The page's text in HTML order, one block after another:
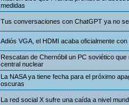
medidas
Tus conversaciones con ChatGPT ya no
Adiós VGA, el HDMI acaba oficialmente
Rescatan de Chernóbil un PC soviético
central nuclear
La NASA ya tiene fecha para el próximo
oscuras
La red social X sufre una caída a nivel